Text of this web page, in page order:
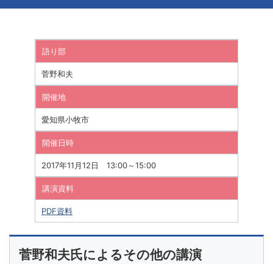
語り部
菅野和夫
開催地
愛知県小牧市
開催日時
2017年11月12日 13:00～15:00
講演資料
PDF資料
菅野和夫氏によるその他の講演